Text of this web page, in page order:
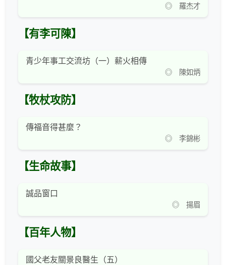
◎ 羅杰才
【有李可陳】
青少年事工交流坊（一）薪火相傳
◎ 陳如炳
【牧杖攻防】
傳福音得甚麼？
◎ 李錦彬
【生命故事】
誠品窗口
◎ 揚眉
【百年人物】
國父老友關景良醫生（五）